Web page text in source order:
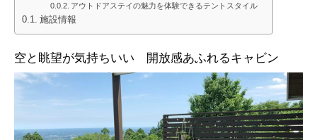
アウトドアステイの魅力を体験できるテントスタイル
施設情報
空と眺望が気持ちいい 開放感あふれるキャビン